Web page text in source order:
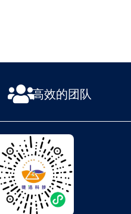
高效的团队